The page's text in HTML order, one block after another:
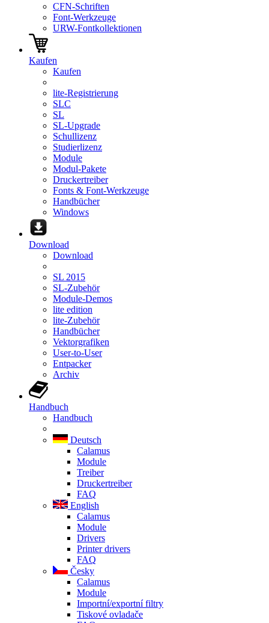
CFN-Schriften
Font-Werkzeuge
URW-Fontkollektionen
Kaufen
Kaufen
lite-Registrierung
SLC
SL
SL-Upgrade
Schullizenz
Studierlizenz
Module
Modul-Pakete
Druckertreiber
Fonts & Font-Werkzeuge
Handbücher
Windows
Download
Download
SL 2015
SL-Zubehör
Module-Demos
lite edition
lite-Zubehör
Handbücher
Vektorgrafiken
User-to-User
Entpacker
Archiv
Handbuch
Handbuch
Deutsch
Calamus
Module
Treiber
Druckertreiber
FAQ
English
Calamus
Module
Drivers
Printer drivers
FAQ
Česky
Calamus
Module
Importní/exportní filtry
Tiskové ovladače